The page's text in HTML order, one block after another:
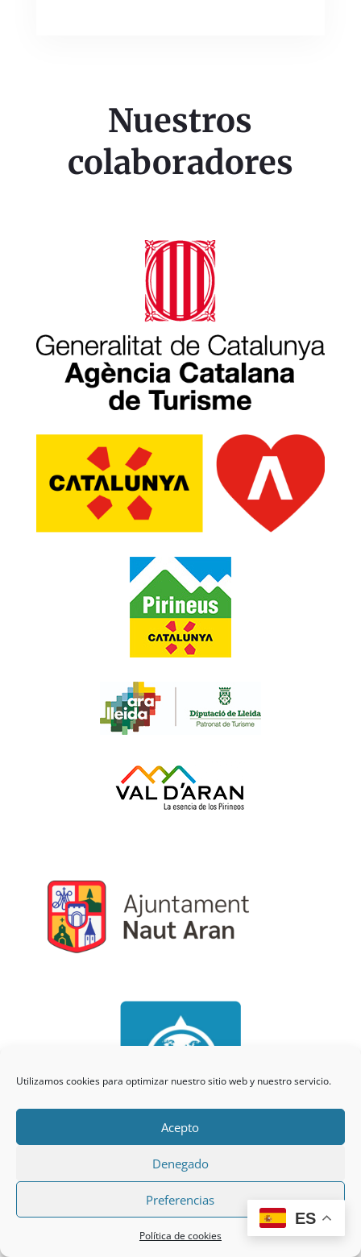
Utilizamos cookies para optimizar nuestro sitio web y nuestro servicio.
Acepto
Denegado
Preferencias
Política de cookies
Nuestros
colaboradores
ES